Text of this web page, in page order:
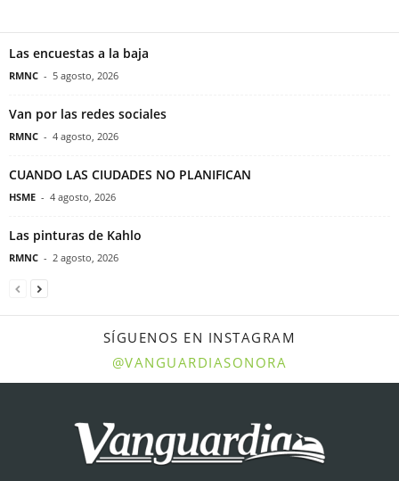
Las encuestas a la baja
RMNC - 5 agosto, 2026
Van por las redes sociales
RMNC - 4 agosto, 2026
CUANDO LAS CIUDADES NO PLANIFICAN
HSME - 4 agosto, 2026
Las pinturas de Kahlo
RMNC - 2 agosto, 2026
SÍGUENOS EN INSTAGRAM
@VANGUARDIASONORA